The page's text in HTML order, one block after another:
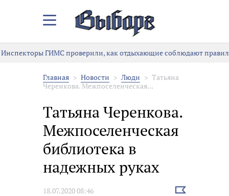
Закрыть/
меню
Инспекторы ГИМС проверили, как отдыхающие соблюдают
Главная Новости Люди
Татьяна
Черенкова. Межпоселенческая...
Татьяна Черенкова.
Межпоселенческая
библиотека в
надежных руках
18.07.2020 08:46
Выбрать